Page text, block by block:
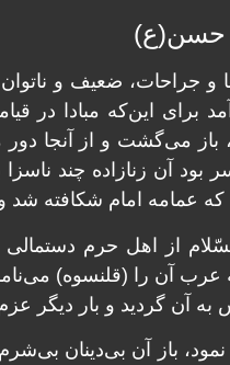
حسن(ع)
و جراحات، ضعيف و
برای اين‌كه مبادا در
می‌گشت و از آنجا
آن زنازاده چند
عمامه امام شكافته
از اهل حرم
آن را (قلنسوه)
به آن گرديد و بار ديگر
باز آن بی‌دينان